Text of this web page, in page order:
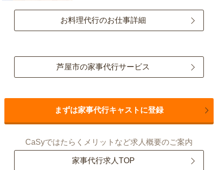
お料理代行のお仕事詳細
芦屋市の家事代行サービス
まずは家事代行キャストに登録
CaSyではたらくメリットなど求人概要のご案内
家事代行求人TOP